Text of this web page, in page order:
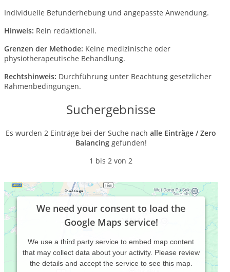
Individuelle Befunderhebung und angepasste Anwendung.
Hinweis: Rein redaktionell.
Grenzen der Methode: Keine medizinische oder
physiotherapeutische Behandlung.
Rechtshinweis: Durchführung unter Beachtung gesetzlicher
Rahmenbedingungen.
Suchergebnisse
Es wurden 2 Einträge bei der Suche nach alle Einträge / Zero
Balancinggefunden!
1 bis 2 von 2
We need your consent to load the
Google Maps service!
We use a third party service to embed map content
that may collect data about your activity. Please review
the details and accept the service to see this map.